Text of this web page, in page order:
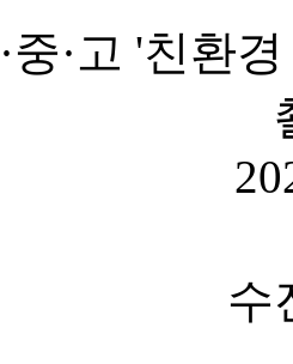
중·고 '친환
수